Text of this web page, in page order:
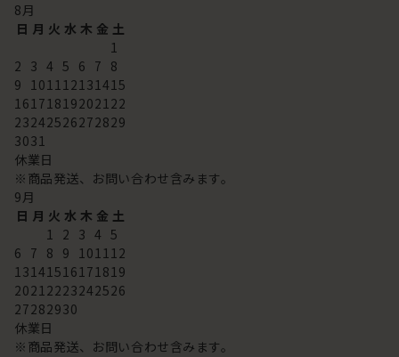
8月
日 月 火 水 木 金 土
1
2 3 4 5 6 7 8
9 101112131415
16171819202122
23242526272829
3031
休業日
※商品発送、お問い合わせ含みます。
9月
日 月 火 水 木 金 土
1 2 3 4 5
6 7 8 9 101112
13141516171819
20212223242526
27282930
休業日
※商品発送、お問い合わせ含みます。